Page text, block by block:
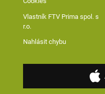
Vlastník FTV Prima spol. s
r.o.
Nahlásit chybu